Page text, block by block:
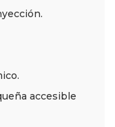
accesible